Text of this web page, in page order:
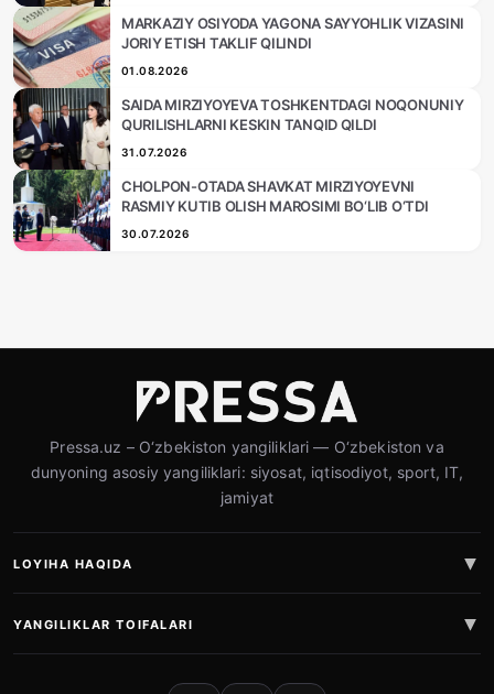
MARKAZIY OSIYODA YAGONA SAYYOHLIK VIZASINI
JORIY ETISH TAKLIF QILINDI
01.08.2026
SAIDA MIRZIYOYEVA TOSHKENTDAGI NOQONUNIY
QURILISHLARNI KESKIN TANQID QILDI
31.07.2026
CHOLPON-OTADA SHAVKAT MIRZIYOYEVNI
RASMIY KUTIB OLISH MAROSIMI BO‘LIB O‘TDI
30.07.2026
Pressa.uz – O‘zbekiston yangiliklari — O‘zbekiston va
dunyoning asosiy yangiliklari: siyosat, iqtisodiyot, sport, IT,
jamiyat
LOYIHA HAQIDA
YANGILIKLAR TOIFALARI
IJTIMOIY TARMOQLAR